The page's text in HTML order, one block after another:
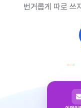
번거롭게 따로 쓰